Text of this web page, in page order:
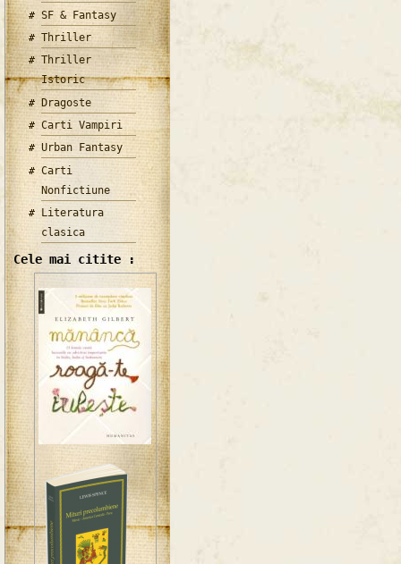
SF & Fantasy
Thriller
Thriller
Istoric
Dragoste
Carti Vampiri
Urban Fantasy
Carti
Nonfictiune
Literatura
clasica
Cele mai citite :